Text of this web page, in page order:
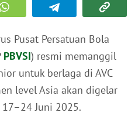
Pusat Persatuan Bola
PBVSI) resmi memanggil
untuk berlaga di AVC
level Asia akan digelar
Juni 2025.